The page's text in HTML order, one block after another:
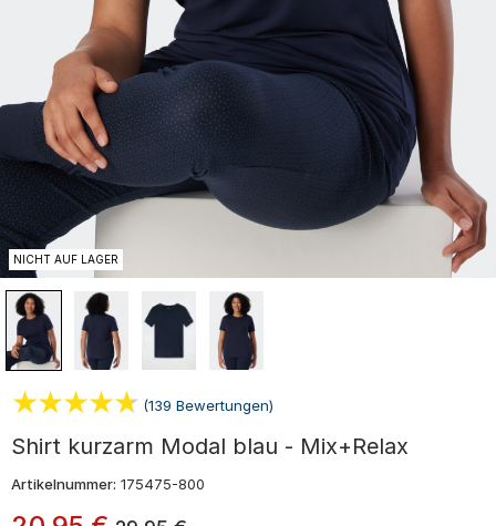
NICHT AUF LAGER
(139 Bewertungen)
Shirt kurzarm Modal blau - Mix+Relax
Artikelnummer: 175475-800